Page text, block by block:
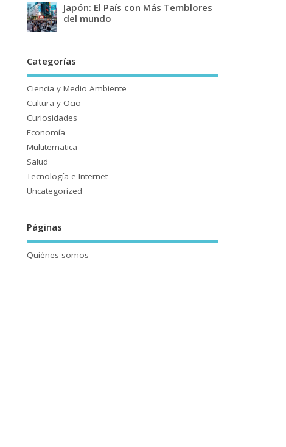
Japón: El País con Más Temblores
del mundo
Categorías
Ciencia y Medio Ambiente
Cultura y Ocio
Curiosidades
Economía
Multitematica
Salud
Tecnología e Internet
Uncategorized
Páginas
Quiénes somos